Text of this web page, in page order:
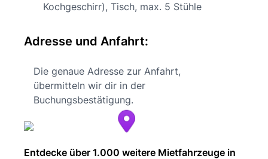
Kochgeschirr), Tisch, max. 5 Stühle
Adresse und Anfahrt:
Die genaue Adresse zur Anfahrt,
übermitteln wir dir in der
Buchungsbestätigung.
Entdecke über 1.000 weitere Mietfahrzeuge in